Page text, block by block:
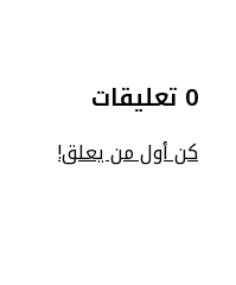
0 تعليقات
كن أول من يعلق!